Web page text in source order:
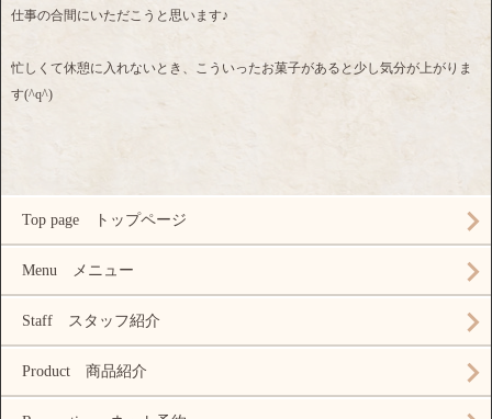
仕事の合間にいただこうと思います♪
忙しくて休憩に入れないとき、こういったお菓子があると少し気分が上がりま
す(^q^)
Top page トップページ
Menu メニュー
Staff スタッフ紹介
Product 商品紹介